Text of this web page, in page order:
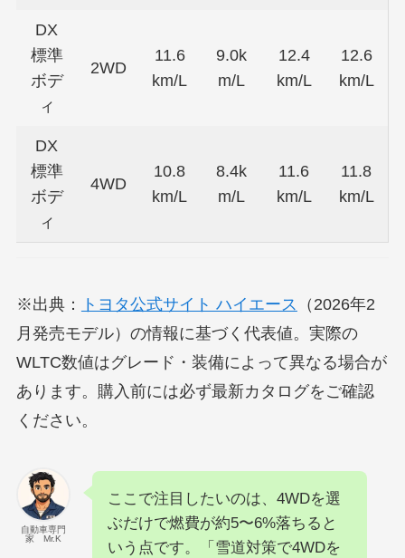
DX
標準
ボデ
ィ
2WD
11.6
km/L
9.0k
m/L
12.4
km/L
12.6
km/L
DX
標準
ボデ
ィ
4WD
10.8
km/L
8.4k
m/L
11.6
km/L
11.8
km/L
※出典： トヨタ公式サイト ハイエース （2026年2
月発売モデル）の情報に基づく代表値。実際の
WLTC数値はグレード・装備によって異なる場合が
あります。購入前には必ず最新カタログをご確認
ください。
自動車専門
家 Mr.K
ここで注目したいのは、4WDを選
ぶだけで燃費が約5〜6%落ちると
いう点です。「雪道対策で4WDを